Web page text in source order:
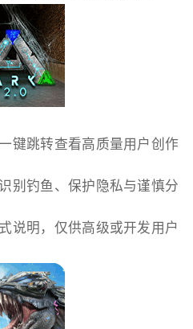
键跳转查看高质量用户创作
别钓鱼、保护隐私与谨慎分
说明，仅供高级或开发用户